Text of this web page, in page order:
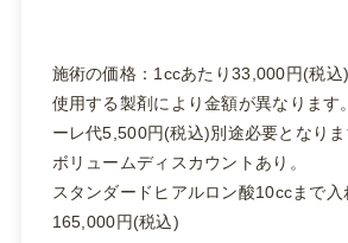
施術の価格：1ccあたり33,000円(税込
使用する製剤により金額が異なります
ーレ代5,500円(税込)別途必要となりま
ボリュームディスカウントあり。
スタンダードヒアルロン酸10ccまで
165,000円(税込)